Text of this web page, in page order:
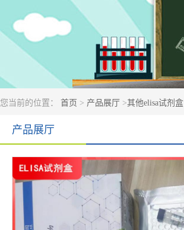
您当前的位置： 首页 > 产品展厅 >其他elisa试剂盒
产品展厅